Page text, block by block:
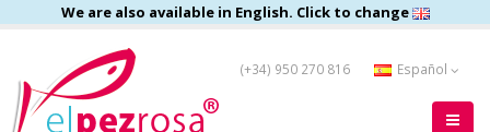
We are also available in English. Click to change
(+34) 950 270 816 Español